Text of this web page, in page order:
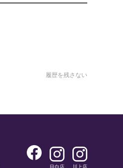
履歴を残さない
目白店 川上店